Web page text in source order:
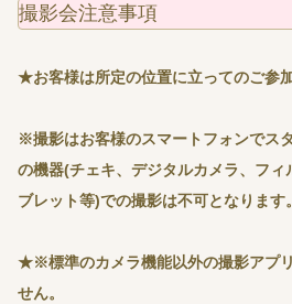
撮影会注意事項
★お客様は所定の位置に立ってのご参
※撮影はお客様のスマートフォンでス
の機器(チェキ、デジタルカメラ、フィ
ブレット等)での撮影は不可となります。
★※標準のカメラ機能以外の撮影アプ
せん。